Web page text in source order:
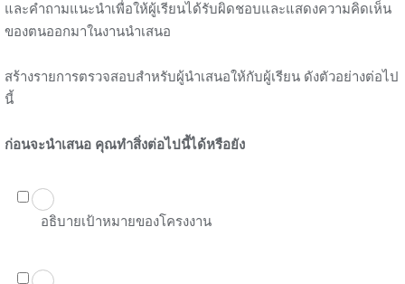
และคำถามแนะนำเพื่อให้ผู้เรียนได้รับผิดชอบและแสดงความคิดเห็น
ของตนออกมาในงานนำเสนอ
สร้างรายการตรวจสอบสำหรับผู้นำเสนอให้กับผู้เรียน ดังตัวอย่างต่อไป
นี้
ก่อนจะนำเสนอ คุณทำสิ่งต่อไปนี้ได้หรือยัง
อธิบายเป้าหมายของโครงงาน